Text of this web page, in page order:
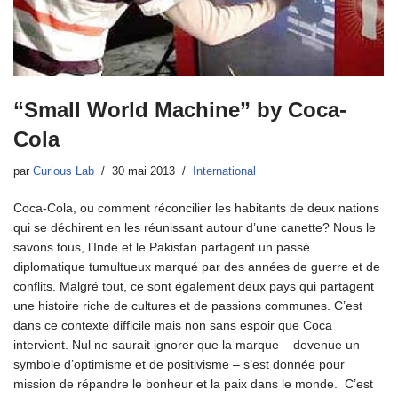
“Small World Machine” by Coca-
Cola
par Curious Lab 30 mai 2013 International
Coca-Cola, ou comment réconcilier les habitants de deux nations
qui se déchirent en les réunissant autour d’une canette? Nous le
savons tous, l’Inde et le Pakistan partagent un passé
diplomatique tumultueux marqué par des années de guerre et de
conflits. Malgré tout, ce sont également deux pays qui partagent
une histoire riche de cultures et de passions communes. C’est
dans ce contexte difficile mais non sans espoir que Coca
intervient. Nul ne saurait ignorer que la marque – devenue un
symbole d’optimisme et de positivisme – s’est donnée pour
mission de répandre le bonheur et la paix dans le monde. C’est